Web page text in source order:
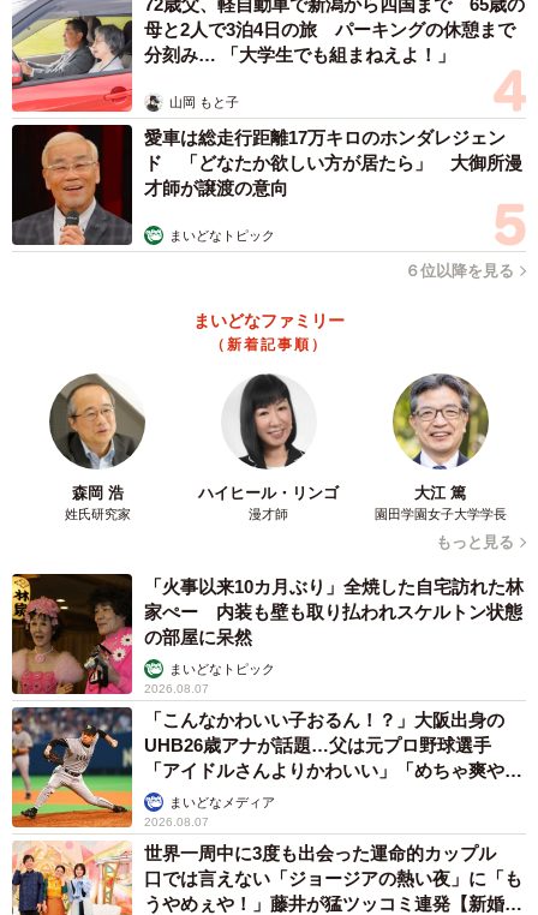
せず、家に残すことにした。モカちゃんの里親を探しつつ
も、モカちゃんとラテちゃんが楽しそうにじゃれあってい
るのを見ていると、「可愛いなあ、このままいてもいいか
なあ、モカが声の出ないラテを助けてくれるんじゃないか
なあと思いはじめたんです。モカも残すことに決め、外猫
は4匹になりました」と一宮さん。
ラテちゃんは、生後6カ月の頃、右足を骨折してしまった。
ならなかった。獣医師からは、術後2週間入院して、退院後
れているピンを抜くという説明を受けた。費用も結構な金
額だった。それとは別に、野良だから手術しないという選
択肢もあった。
獣医師からは「死にはしないけど、骨がくっつくことは無
のはかわいそうで、即答で手術をお願いした」という。退
院するまで、声こそ出ないけどつらいだろうな、死んだり
しないよなと心配ばかりしていて、2週間はとても長く感じ
た。
72歳父、軽自動車で新潟から四国まで 65歳の
母と2人で3泊4日の旅 パーキングの休憩まで
分刻み… 「大学生でも組まねえよ！」
山岡 もと子
愛車は総走行距離17万キロのホンダレジェン
ド 「どなたか欲しい方が居たら」 大御所漫
才師が譲渡の意向
まいどなトピック
６位以降を見る
まいどなファミリー
（新着記事順）
森岡 浩
姓氏研究家
ハイヒール・リンゴ
漫才師
大江 篤
園田学園女子大学学長
もっと見る
「火事以来10カ月ぶり」全焼した自宅訪れた林
家ぺー 内装も壁も取り払われスケルトン状態
の部屋に呆然
まいどなトピック
2026.08.07
「こんなかわいい子おるん！？」大阪出身の
UHB26歳アナが話題…父は元プロ野球選手
「アイドルさんよりかわいい」「めちゃ爽や
か」まいどなメディア
2026.08.07
世界一周中に3度も出会った運命的カップル
口では言えない「ジョージアの熱い夜」に「も
うやめぇや！」藤井が猛ツッコミ連発【新婚さ